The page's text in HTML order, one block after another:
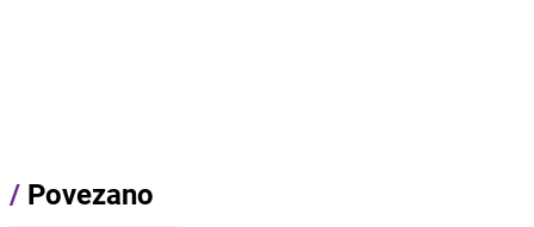
/ Povezano